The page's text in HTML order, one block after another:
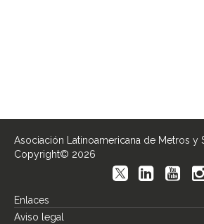
Asociación Latinoamericana de Metros y
Copyright© 2026
Enlaces
Aviso legal